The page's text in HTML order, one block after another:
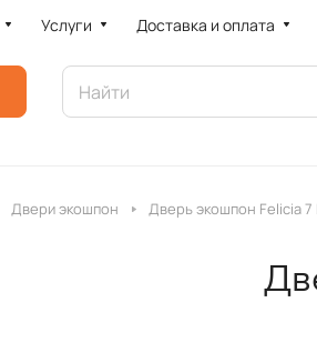
Услуги Доставка и оплата
Двери экошпон Дверь экошпон Felicia 7